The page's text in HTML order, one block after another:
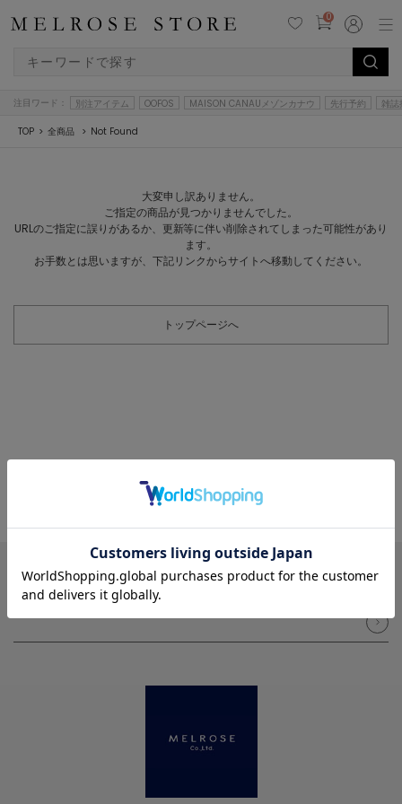
0
注目ワード： 別注アイテム OOFOS MAISON CANAUメゾンカナウ 先行予約 雑誌
TOP 全商品 Not Found
大変申し訳ありません。
ご指定の商品が見つかりませんでした。
URLのご指定に誤りがあるか、更新等に伴い削除されてしまった可能性があり
ます。
お手数とは思いますが、下記リンクからサイトへ移動してください。
トップページへ
NEWSLETTER メルマガ登録